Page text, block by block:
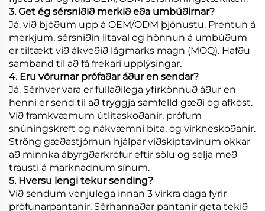
3. Get ég sérsniðið merkið eða umbúðirnar?
Já, við bjóðum upp á OEM/ODM þjónustu. Prentun á
merkjum, sérsniðin litaval og hönnun á umbúðum
er tiltækt við ákveðið lágmarks magn (MOQ). Hafðu
samband til að fá frekari upplýsingar.
4. Eru vörurnar prófaðar áður en sendar?
Já. Sérhver vara er fullaðilega yfirkönnuð áður en
henni er send til að tryggja samfelld gæði og afköst.
Við framkvæmum útlitaskoðanir, prófum
snúningskreft og nákvæmni bita, og virkneskoðanir.
Ströng gæðastjórnun hjálpar viðskiptavinum okkar
að minnka ábyrgðarkröfur eftir sölu og selja með
trausti á marknadnum sínum.
5. Hversu lengi tekur sending?
Við sendum venjulega innan 3 virkra daga fyrir
prófunarpantanir. Sérhannaðar pantanir geta tekið